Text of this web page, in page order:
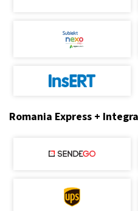
Romania Express +